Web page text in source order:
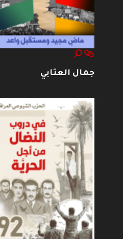
جمال العتابي